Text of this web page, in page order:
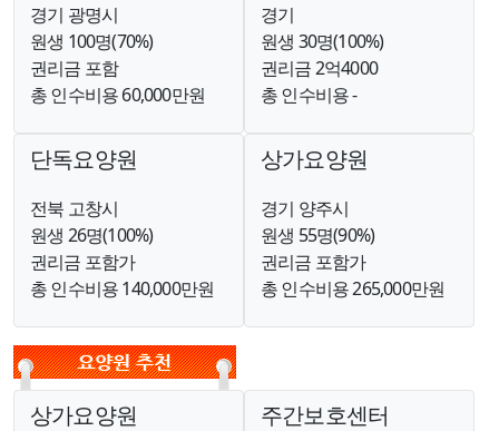
경기 광명시
원생 100명(70%)
권리금 포함
총 인수비용 60,000만원
경기
원생 30명(100%)
권리금 2억4000
총 인수비용 -
단독요양원
전북 고창시
원생 26명(100%)
권리금 포함가
총 인수비용 140,000만원
상가요양원
경기 양주시
원생 55명(90%)
권리금 포함가
총 인수비용 265,000만원
상가요양원 주간보호센터